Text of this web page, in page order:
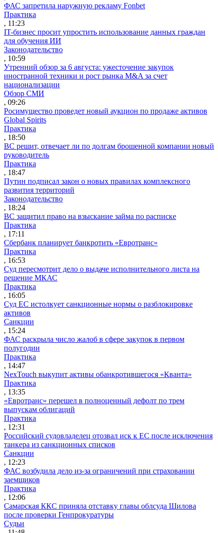
ФАС запретила наружную рекламу Fonbet
Практика
, 11:23
IT-бизнес просит упростить использование данных граждан
для обучения ИИ
Законодательство
, 10:59
Утренний обзор за 6 августа: ужесточение закупок
иностранной техники и рост рынка M&A за счет
национализации
Обзор СМИ
, 09:26
Росимущество проведет новый аукцион по продаже активов
Global Spirits
Практика
, 18:50
ВС решит, отвечает ли по долгам брошенной компании новый
руководитель
Практика
, 18:47
Путин подписал закон о новых правилах комплексного
развития территорий
Законодательство
, 18:24
ВС защитил право на взыскание займа по расписке
Практика
, 17:11
Сбербанк планирует банкротить «Евротранс»
Практика
, 16:53
Суд пересмотрит дело о выдаче исполнительного листа на
решение МКАС
Практика
, 16:05
Суд ЕС истолкует санкционные нормы о разблокировке
активов
Санкции
, 15:24
ФАС раскрыла число жалоб в сфере закупок в первом
полугодии
Практика
, 14:47
NexTouch выкупит активы обанкротившегося «Кванта»
Практика
, 13:35
«Евротранс» перешел в полноценный дефолт по трем
выпускам облигаций
Практика
, 12:31
Российский судовладелец отозвал иск к ЕС после исключения
танкера из санкционных списков
Санкции
, 12:23
ФАС возбудила дело из-за ограничений при страховании
заемщиков
Практика
, 12:06
Самарская ККС приняла отставку главы облсуда Шилова
после проверки Генпрокуратуры
Судьи